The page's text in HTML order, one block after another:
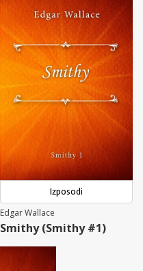
Izposodi
Edgar Wallace
Smithy (Smithy #1)